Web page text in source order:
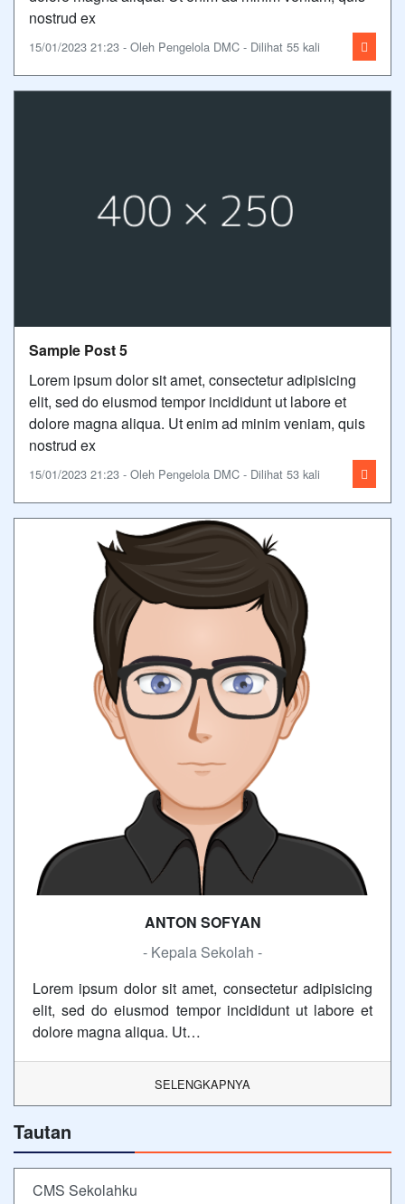
nostrud ex
15/01/2023 21:23 - Oleh Pengelola DMC - Dilihat 55 kali
Sample Post 5
Lorem ipsum dolor sit amet, consectetur adipisicing
elit, sed do eiusmod tempor incididunt ut labore et
dolore magna aliqua. Ut enim ad minim veniam, quis
nostrud ex
15/01/2023 21:23 - Oleh Pengelola DMC - Dilihat 53 kali
ANTON SOFYAN
- Kepala Sekolah -
Lorem ipsum dolor sit amet, consectetur adipisicing
elit, sed do eiusmod tempor incididunt ut labore et
dolore magna aliqua. Ut…
SELENGKAPNYA
Tautan
CMS Sekolahku